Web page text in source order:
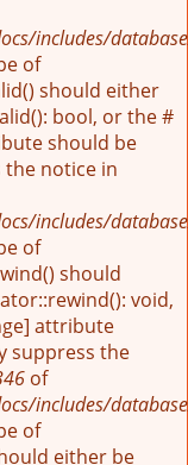
includes/
of
should either
bool, or the #
should be
notice in
includes/
of
should
void,
attribute
suppress the
of
includes/
of
either be